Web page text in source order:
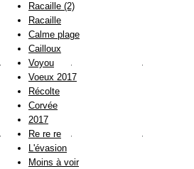
Racaille (2)
Racaille
Calme plage
Cailloux
Voyou
Voeux 2017
Récolte
Corvée
2017
Re re re
L'évasion
Moins à voir